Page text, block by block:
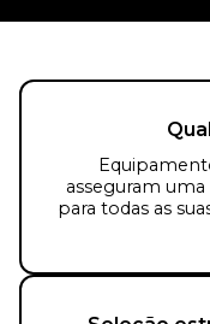
asseguram
para todas as